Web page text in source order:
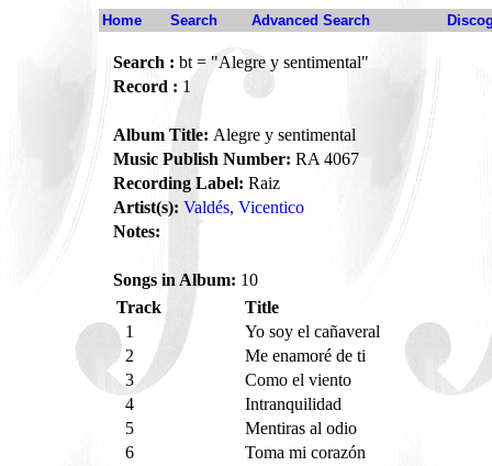
Home Search Advanced Search
Search : bt = "Alegre y sentimental"
Record : 1
Album Title: Alegre y sentimental
Music Publish Number: RA 4067
Recording Label: Raiz
Artist(s): Valdés, Vicentico
Notes:
Songs in Album: 10
Track
Title
1
Yo soy el cañaveral
2
Me enamoré de ti
3
Como el viento
4
Intranquilidad
5
Mentiras al odio
6
Toma mi corazón